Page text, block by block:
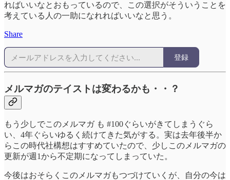
ればいいなとおもっているので、この選択がそういうことを
考えている人の一助になれればいいなと思う。
Share
登録
メルマガのテイストは変わるかも・・？
もう少しでこのメルマガ も #100ぐらいがきてしまうぐら
い、4年ぐらいゆるく続けてきた気がする。実は去年後半か
らこの時代社構想はすすめていたので、少しこのメルマガの
更新が週1から不定期になってしまっていた。
今後はおそらくこのメルマガもつづけていくが、自分の今は